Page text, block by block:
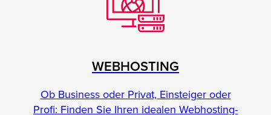
WEBHOSTING
Ob Business oder Privat, Einsteiger oder
Profi: Finden Sie Ihren idealen Webhosting-